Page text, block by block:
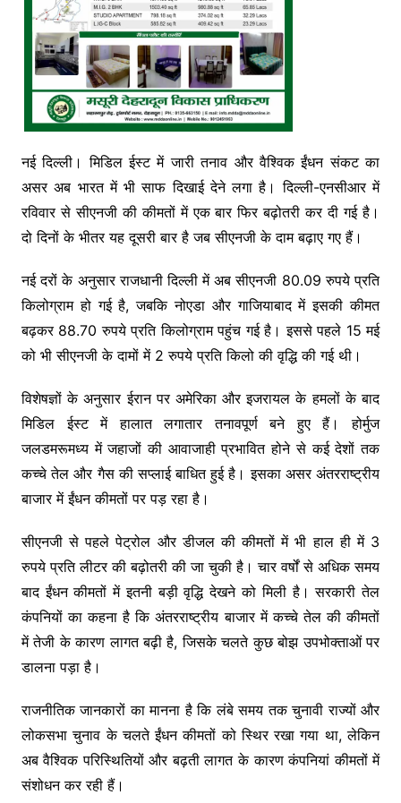
नई दिल्ली। मिडिल ईस्ट में जारी तनाव और वैश्विक ईंधन संकट का
असर अब भारत में भी साफ दिखाई देने लगा है। दिल्ली-एनसीआर में
रविवार से सीएनजी की कीमतों में एक बार फिर बढ़ोतरी कर दी गई है।
दो दिनों के भीतर यह दूसरी बार है जब सीएनजी के दाम बढ़ाए गए हैं।
नई दरों के अनुसार राजधानी दिल्ली में अब सीएनजी 80.09 रुपये प्रति
किलोग्राम हो गई है, जबकि नोएडा और गाजियाबाद में इसकी कीमत
बढ़कर 88.70 रुपये प्रति किलोग्राम पहुंच गई है। इससे पहले 15 मई
को भी सीएनजी के दामों में 2 रुपये प्रति किलो की वृद्धि की गई थी।
विशेषज्ञों के अनुसार ईरान पर अमेरिका और इजरायल के हमलों के बाद
मिडिल ईस्ट में हालात लगातार तनावपूर्ण बने हुए हैं। होर्मुज
जलडमरूमध्य में जहाजों की आवाजाही प्रभावित होने से कई देशों तक
कच्चे तेल और गैस की सप्लाई बाधित हुई है। इसका असर अंतरराष्ट्रीय
बाजार में ईंधन कीमतों पर पड़ रहा है।
सीएनजी से पहले पेट्रोल और डीजल की कीमतों में भी हाल ही में 3
रुपये प्रति लीटर की बढ़ोतरी की जा चुकी है। चार वर्षों से अधिक समय
बाद ईंधन कीमतों में इतनी बड़ी वृद्धि देखने को मिली है। सरकारी तेल
कंपनियों का कहना है कि अंतरराष्ट्रीय बाजार में कच्चे तेल की कीमतों
में तेजी के कारण लागत बढ़ी है, जिसके चलते कुछ बोझ उपभोक्ताओं पर
डालना पड़ा है।
राजनीतिक जानकारों का मानना है कि लंबे समय तक चुनावी राज्यों और
लोकसभा चुनाव के चलते ईंधन कीमतों को स्थिर रखा गया था, लेकिन
अब वैश्विक परिस्थितियों और बढ़ती लागत के कारण कंपनियां कीमतों में
संशोधन कर रही हैं।